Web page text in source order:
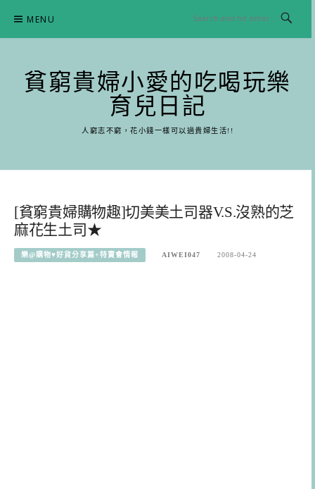
content
MENU
貧窮貴婦小愛的吃喝玩樂
育兒日記
人窮志不窮，花小錢一樣可以過貴婦生活!!
[貧窮貴婦購物趣]切美美土司器V.S.沒熟的芝
麻花生土司★
樂@購物♥好貨分享篇+特賣會情報 AIWEI047 2008-04-24